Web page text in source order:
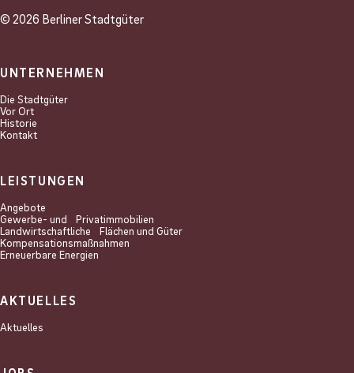
© 2026 Berliner Stadtgüter
UNTERNEHMEN
Die Stadtgüter
Vor Ort
Historie
Kontakt
LEISTUNGEN
Angebote
Gewerbe- und Privat­immobilien
Landwirtschaftliche Flächen und Güter
Kompensations­maßnahmen
Erneuerbare Energien
AKTUELLES
Aktuelles